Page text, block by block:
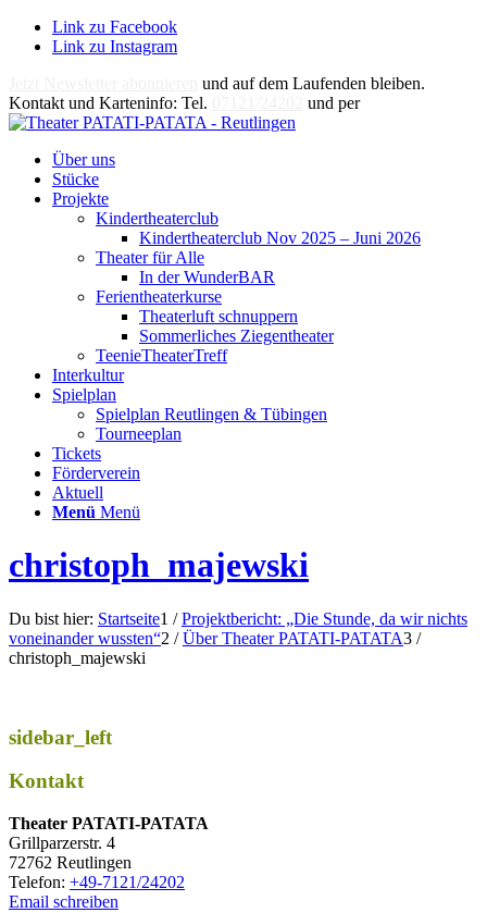
Link zu Facebook
Link zu Instagram
und auf dem Laufenden bleiben.
Kontakt und Karteninfo: Tel.
und per
Über uns
Stücke
Projekte
Kindertheaterclub
Kindertheaterclub Nov 2025 – Juni 2026
Theater für Alle
In der WunderBAR
Ferientheaterkurse
Theaterluft schnuppern
Sommerliches Ziegentheater
TeenieTheaterTreff
Interkultur
Spielplan
Spielplan Reutlingen & Tübingen
Tourneeplan
Tickets
Förderverein
Aktuell
Menü Menü
christoph_majewski
Du bist hier: Startseite1 / Projektbericht: „Die Stunde, da wir nichts
voneinander wussten“2 / Über Theater PATATI-PATATA3 /
christoph_majewski
sidebar_left
Kontakt
Thea­ter PATATI-PATATA
Grill­par­zer­str. 4
72762 Reutlingen
Tele­fon: +49-7121/24202
Email schreiben